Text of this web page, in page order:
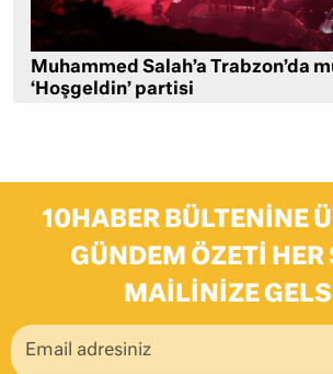
Muhammed Salah’a Trabzon’da
‘Hoşgeldin’ partisi
10HABER BÜLTENINE
GÜNDEM ÖZETI HER
MAILINIZE